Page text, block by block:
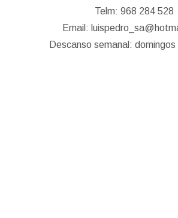
Telm: 968 284 528
Email:
Descanso semanal: